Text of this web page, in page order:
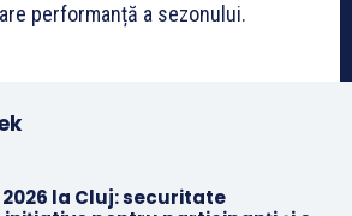
performanță a sezonului.
2026 la Cluj: securitate